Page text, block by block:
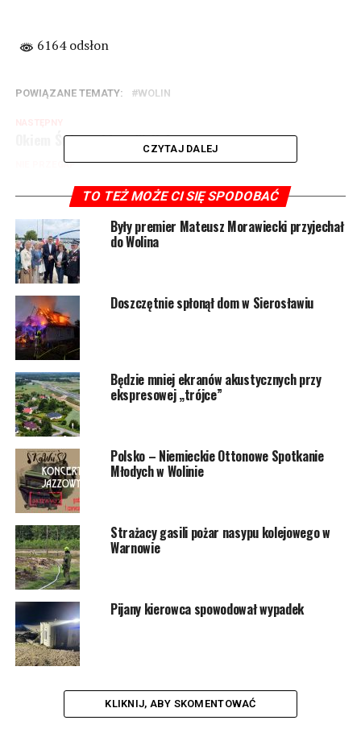
6164 odsłon
POWIĄZANE TEMATY: WOLIN
Okiem Światowida w Wolinie
NIE PRZEGAP
Pożar komina. Potrzebna była drabina mechaniczna
CZYTAJ DALEJ
TO TEŻ MOŻE CI SIĘ SPODOBAĆ
Były premier Mateusz Morawiecki przyjechał
do Wolina
Doszczętnie spłonął dom w Sierosławiu
Będzie mniej ekranów akustycznych przy
ekspresowej „trójce”
Polsko – Niemieckie Ottonowe Spotkanie
Młodych w Wolinie
Strażacy gasili pożar nasypu kolejowego w
Warnowie
Pijany kierowca spowodował wypadek
KLIKNIJ, ABY SKOMENTOWAĆ